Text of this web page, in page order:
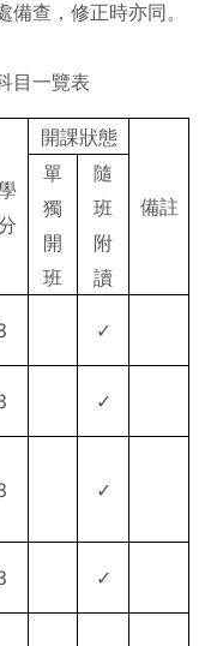
備查，修正時亦同。
目一覽表
開課狀態
備註
單
獨
開
班
隨
班
附
讀
✓
✓
✓
✓